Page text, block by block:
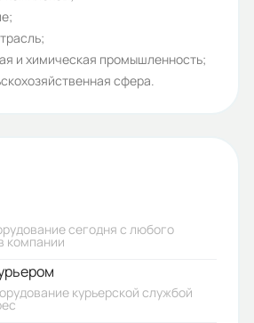
и химическая промышленность;
сфера.
сегодня с любого
компании
курьерской службой